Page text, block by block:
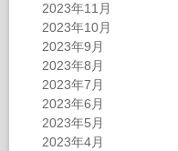
2023年11月
2023年10月
2023年9月
2023年8月
2023年7月
2023年6月
2023年5月
2023年4月